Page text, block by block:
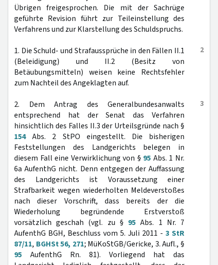
Übrigen freigesprochen. Die mit der Sachrüge
geführte Revision führt zur Teileinstellung des
Verfahrens und zur Klarstellung des Schuldspruchs.
2
1. Die Schuld- und Strafaussprüche in den Fällen II.1
(Beleidigung) und II.2 (Besitz von
Betäubungsmitteln) weisen keine Rechtsfehler
zum Nachteil des Angeklagten auf.
3
2. Dem Antrag des Generalbundesanwalts
entsprechend hat der Senat das Verfahren
hinsichtlich des Falles II.3 der Urteilsgründe nach §
154Abs. 2 StPO eingestellt. Die bisherigen
Feststellungen des Landgerichts belegen in
diesem Fall eine Verwirklichung von § 95 Abs. 1 Nr.
6a AufenthG nicht. Denn entgegen der Auffassung
des Landgerichts ist Voraussetzung einer
Strafbarkeit wegen wiederholten Meldeverstoßes
nach dieser Vorschrift, dass bereits der die
Wiederholung begründende Erstverstoß
vorsätzlich geschah (vgl. zu § 95 Abs. 1 Nr. 7
AufenthG BGH, Beschluss vom 5. Juli 2011 - 3 StR
87/11, BGHSt 56, 271; MüKoStGB/Gericke, 3. Aufl., §
95 AufenthG Rn. 81). Vorliegend hat das